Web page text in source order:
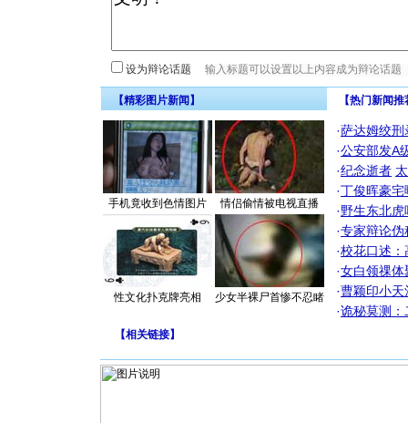
设为辩论话题
【精彩图片新闻】
手机竟收到色情图片 情侣偷情被电视直播
性文化扑克牌亮相 少女半裸尸首惨不忍睹
【热门新闻
·萨达姆绞刑
·公安部发A
·纪念逝者
·丁俊晖豪
·野生东北
·专家辩论伪
·校花口述：
·女白领祼体
·曹颖印小天
·诡秘莫测：
【相关链接】